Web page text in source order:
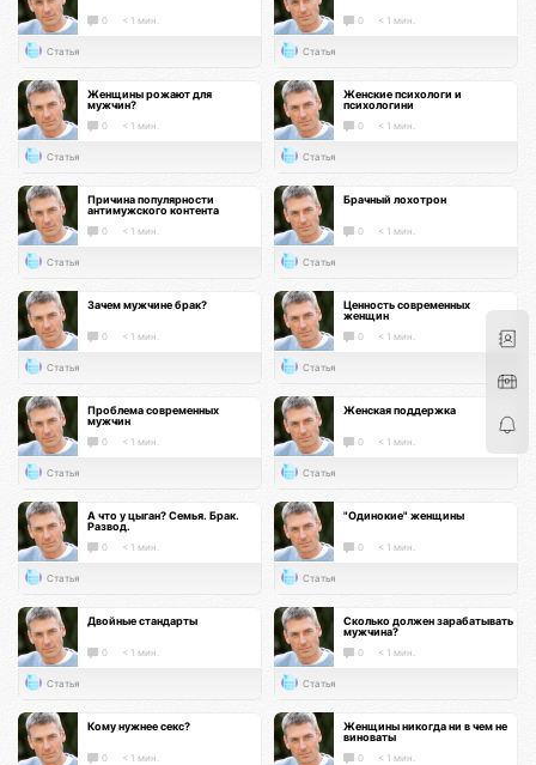
0 < 1 мин.
Статья
0 < 1 мин.
Статья
Женщины рожают для
мужчин?
0 < 1 мин.
Статья
Женские психологи и
психологини
0 < 1 мин.
Статья
Причина популярности
антимужского контента
0 < 1 мин.
Статья
Брачный лохотрон
0 < 1 мин.
Статья
Зачем мужчине брак?
0 < 1 мин.
Статья
Ценность современных
женщин
0 < 1 мин.
Статья
Проблема современных
мужчин
0 < 1 мин.
Статья
Женская поддержка
0 < 1 мин.
Статья
А что у цыган? Семья. Брак.
Развод.
0 < 1 мин.
Статья
"Одинокие" женщины
0 < 1 мин.
Статья
Двойные стандарты
0 < 1 мин.
Статья
Сколько должен зарабатывать
мужчина?
0 < 1 мин.
Статья
Кому нужнее секс?
0 < 1 мин.
Женщины никогда ни в чем не
виноваты
0 < 1 мин.